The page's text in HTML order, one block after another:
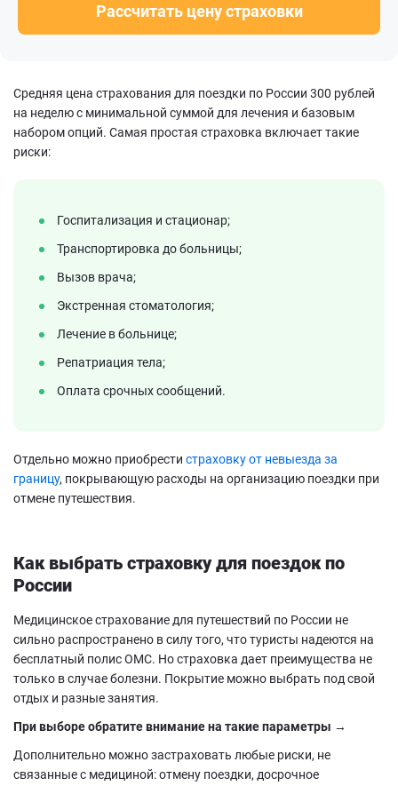
Рассчитать цену страховки
Средняя цена страхования для поездки по России 300 рублей
на неделю с минимальной суммой для лечения и базовым
набором опций. Самая простая страховка включает такие
риски:
Госпитализация и стационар;
Транспортировка до больницы;
Вызов врача;
Экстренная стоматология;
Лечение в больнице;
Репатриация тела;
Оплата срочных сообщений.
Отдельно можно приобрести страховку от невыезда за
границу, покрывающую расходы на организацию поездки при
отмене путешествия.
Как выбрать страховку для поездок по
России
Медицинское страхование для путешествий по России не
сильно распространено в силу того, что туристы надеются на
бесплатный полис ОМС. Но страховка дает преимущества не
только в случае болезни. Покрытие можно выбрать под свой
отдых и разные занятия.
При выборе обратите внимание на такие параметры →
Дополнительно можно застраховать любые риски, не
связанные с медициной: отмену поездки, досрочное